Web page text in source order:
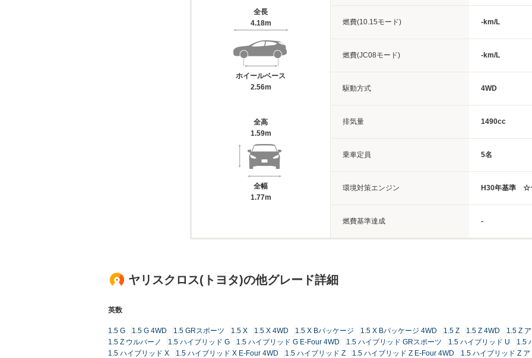
全長
4.18m
ホイールベース
2.56m
全高
1.59m
全幅
1.77m
燃費(10.15モード) -km/L
燃費(JC08モード) -km/L
駆動方式 4WD
排気量 1490cc
乗車定員 5名
環境対策エンジン H30年基準
燃費基準達成 -
ヤリスクロス(トヨタ)の他グレード詳細
英数
1.5 G 1.5 G 4WD 1.5 GRスポーツ 1.5 X 1.5 X 4WD 1.5 X Bパッケージ 1.5 X Bパッケージ 4WD 1.5 Z 1.5 Z 4WD
1.5 Z
1.5 Z ウルバーノ
1.5 ハイブリッド G 1.5 ハイブリッド G E-Four 4WD 1.5 ハイブリッド GRスポーツ 1.5 ハイブリッド U
1.5
1.5 ハイブリッド X
1.5 ハイブリッド X E-Four 4WD 1.5 ハイブリッド Z 1.5 ハイブリッド Z E-Four 4WD
1.5 ハイブリッド Z